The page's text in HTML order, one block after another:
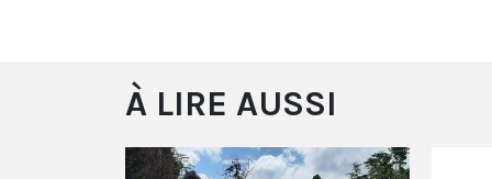
À LIRE AUSSI